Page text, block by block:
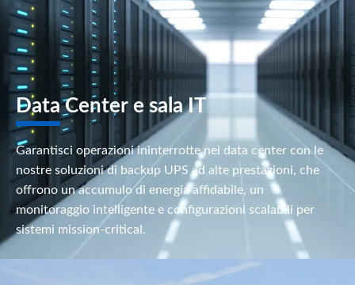
Data Center e sala IT
Garantisci operazioni ininterrotte nei data center con le
nostre soluzioni di backup UPS ad alte prestazioni, che
offrono un accumulo di energia affidabile, un
monitoraggio intelligente e configurazioni scalabili per
sistemi mission-critical.